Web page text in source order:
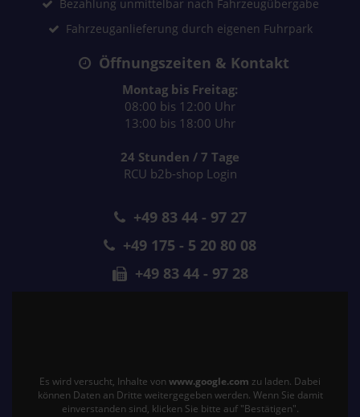
Bezahlung unmittelbar nach Fahrzeugübergabe
Fahrzeuganlieferung durch eigenen Fuhrpark
Öffnungszeiten & Kontakt
Montag bis Freitag:
08:00 bis 12:00 Uhr
13:00 bis 18:00 Uhr
24 Stunden / 7 Tage
RCU b2b-shop Login
+49 83 44 - 97 27
+49 175 - 5 20 80 08
+49 83 44 - 97 28
Es wird versucht, Inhalte von www.google.com zu laden. Dabei
können Daten an Dritte weitergegeben werden. Wenn Sie damit
einverstanden sind, klicken Sie bitte auf "Bestätigen".